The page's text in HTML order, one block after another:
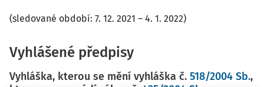
(sledované období: 7. 12. 2021 – 4. 1. 2022)
Vyhlášené předpisy
Vyhláška, kterou se mění vyhláška č. 518/2004 Sb.,